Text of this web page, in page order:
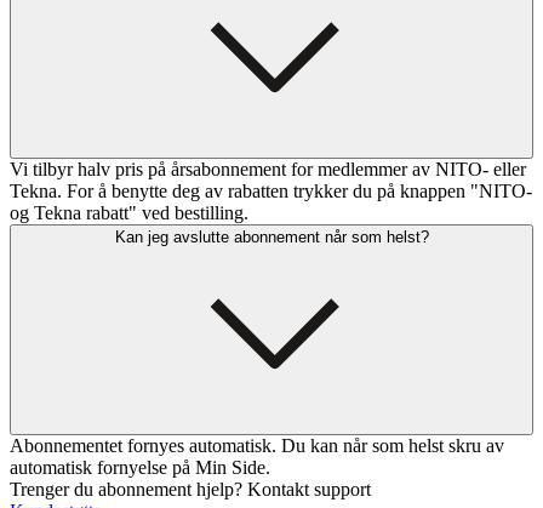
Vi tilbyr halv pris på årsabonnement for medlemmer av NITO- eller
Tekna. For å benytte deg av rabatten trykker du på knappen "NITO-
og Tekna rabatt" ved bestilling.
Kan jeg avslutte abonnement når som helst?
Abonnementet fornyes automatisk. Du kan når som helst skru av
automatisk fornyelse på Min Side.
Trenger du abonnement hjelp? Kontakt support